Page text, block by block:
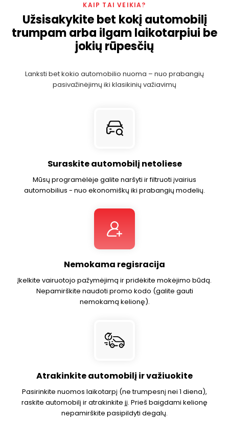
KAIP TAI VEIKIA?
Užsisakykite bet kokį automobilį
trumpam arba ilgam laikotarpiui be
jokių rūpesčių
Lanksti bet kokio automobilio nuoma – nuo ​​prabangių
pasivažinėjimų iki klasikinių važiavimų
Suraskite automobilį netoliese
Mūsų programėlėje galite naršyti ir filtruoti įvairius
automobilius - nuo ekonomiškų iki prabangių modelių.
Nemokama regisracija
Įkelkite vairuotojo pažymėjimą ir pridėkite mokėjimo būdą.
Nepamirškite naudoti promo kodo (galite gauti
nemokamą kelionę).
Atrakinkite automobilį ir važiuokite
Pasirinkite nuomos laikotarpį (ne trumpesnį nei 1 diena),
raskite automobilį ir atrakinkite jį. Prieš baigdami kelionę
nepamirškite pasipildyti degalų.